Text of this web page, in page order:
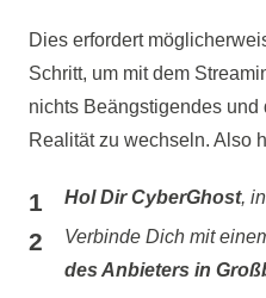
Dies erfordert
Schritt, um mit dem
nichts Beängstigendes
Realität zu wechseln. Also
Hol Dir CyberGhost,
Verbinde Dich mit
des Anbieters in